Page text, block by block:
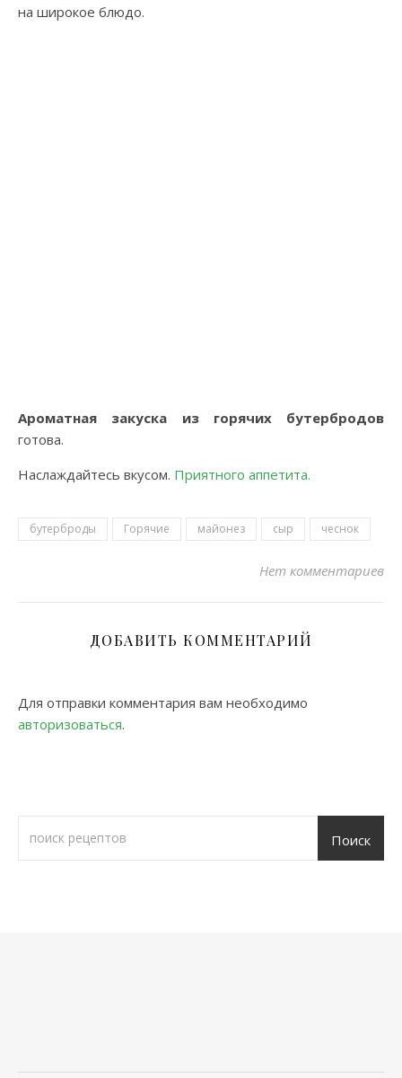
на широкое блюдо.
Ароматная закуска из горячих бутербродов
готова.
Наслаждайтесь вкусом. Приятного аппетита.
бутерброды Горячие майонез сыр чеснок
Нет комментариев
ДОБАВИТЬ КОММЕНТАРИЙ
Для отправки комментария вам необходимо
авторизоваться.
Поиск